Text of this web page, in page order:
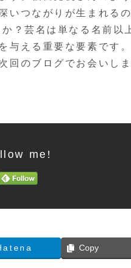
いつながりが生まれる
？芸名は単なる名前以
与える重要な要素です
回のブログでお会いしま
me!
Copy